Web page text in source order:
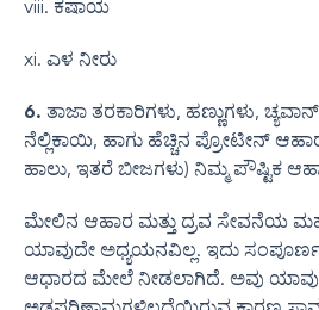
viii. ಕಷಾಯ
xi. ಎಳ ನೀರು
6. ತಾಜಾ ತರಕಾರಿಗಳು, ಹಣ್ಣುಗಳು,
ನೆಲ್ಲಿಕಾಯಿ, ಹಾಗು ಹೆಚ್ಚಿನ ಪ್ರೋಟೀನ್
ಹಾಲು, ಇತರೆ ಬೀಜಗಳು) ನಿಮ್ಮ ಪೌಷ್ಟಿಕ
ಮೇಲಿನ ಆಹಾರ ಮತ್ತು ದ್ರವ ಸೇವನೆಯ
ಯಾವುದೇ ಅಧ್ಯಯನವಿಲ್ಲ. ಇದು
ಆಧಾರದ ಮೇಲೆ ನೀಡಲಾಗಿದೆ. ಅವು